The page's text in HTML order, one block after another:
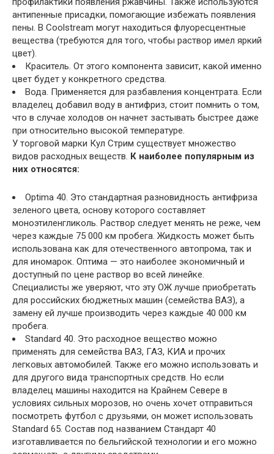
антипенные присадки, помогающие избежать появления
пены. В Coolstream могут находиться флуоресцентные
вещества (требуются для того, чтобы раствор имел яркий
цвет).
Краситель. От этого компонента зависит, какой именно
цвет будет у конкретного средства.
Вода. Применяется для разбавления концентрата. Если
владелец добавил воду в антифриз, стоит помнить о том,
что в случае холодов он начнет застывать быстрее даже
при относительно высокой температуре.
У торговой марки Кул Стрим существует множество
видов расходных веществ. К наиболее популярным из
них относятся:
Optima 40. Это стандартная разновидность антифриза
зеленого цвета, основу которого составляет
моноэтиленгликоль. Раствор следует менять не реже, чем
через каждые 75 000 км пробега. Жидкость может быть
использована как для отечественного автопрома, так и
для иномарок. Оптима — это наиболее экономичный и
доступный по цене раствор во всей линейке.
Специалисты же уверяют, что эту ОЖ лучше приобретать
для российских бюджетных машин (семейства ВАЗ), а
замену ей лучше производить через каждые 40 000 км
пробега.
Standard 40. Это расходное вещество можно
применять для семейства ВАЗ, ГАЗ, КИА и прочих
легковых автомобилей. Также его можно использовать и
для другого вида транспортных средств. Но если
владелец машины находится на Крайнем Севере в
условиях сильных морозов, но очень хочет отправиться
посмотреть футбол с друзьями, он может использовать
Standard 65. Состав под названием Стандарт 40
изготавливается по бельгийской технологии и его можно